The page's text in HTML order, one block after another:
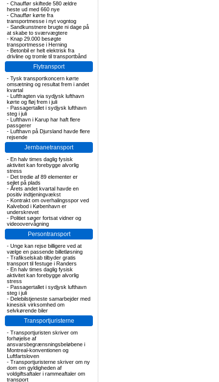
- Chauffør skiftede 580 ældre
heste ud med 660 nye
- Chauffør kørte fra
transportmesse i nyt vogntog
- Sandkunstnere brugte ni dage på
at skabe to sværvægtere
- Knap 29.000 besøgte
transportmesse i Herning
- Betonbil er helt elektrisk fra
drivline og tromle til transportbånd
Flytransport
- Tysk transportkoncern kørte
omsætning og resultat frem i andet
kvartal
- Luftfragten via sydjysk lufthavn
kørte og fløj frem i juli
- Passagertallet i sydjysk lufthavn
steg i juli
- Lufthavn i Karup har haft flere
passgerer
- Lufthavn på Djursland havde flere
rejsende
Jernbanetransport
- En halv times daglig fysisk
aktivitet kan forebygge alvorlig
stress
- Det tredie af 89 elementer er
sejlet på plads
- Årets andet kvartal havde en
positiv indtjeningvækst
- Kontrakt om overhalingsspor ved
Kalvebod i København er
underskrevet
- Politiet søger fortsat vidner og
videoovervågning
Persontransport
- Unge kan rejse billigere ved at
vælge en passende billetløsning
- Trafikselskab tilbyder gratis
transport til festuge i Randers
- En halv times daglig fysisk
aktivitet kan forebygge alvorlig
stress
- Passagertallet i sydjysk lufthavn
steg i juli
- Delebilstjeneste samarbejder med
kinesisk virksomhed om
selvkørende biler
Transportjuristerne
- Transportjuristen skriver om
forhøjelse af
ansvarsbegrænsningsbeløbene i
Montreal-konventionen og
Luftfartsloven
- Transportjuristerne skriver om ny
dom om gyldigheden af
voldgiftsaftaler i rammeaftaler om
transport